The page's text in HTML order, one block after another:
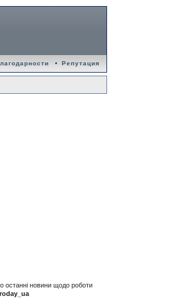
• Репутация
останні новини щодо роботи